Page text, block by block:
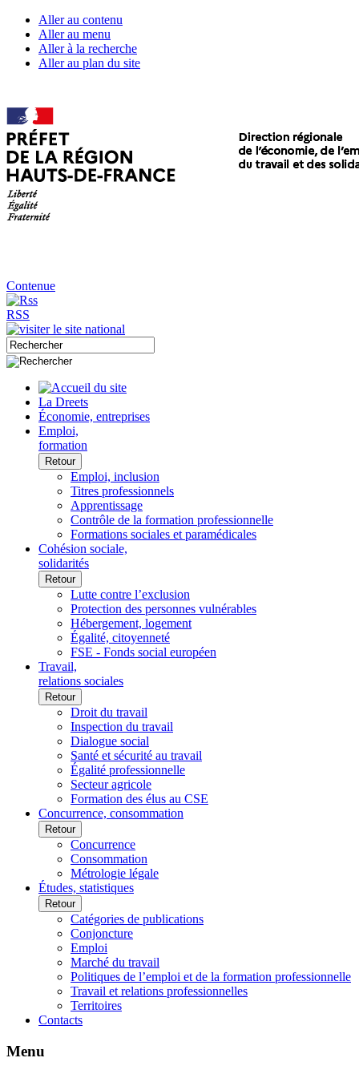
Aller au contenu
Aller au menu
Aller à la recherche
Aller au plan du site
Contenue
RSS
La Dreets
Économie, entreprises
Emploi,
formation
Retour
Emploi, inclusion
Titres professionnels
Apprentissage
Contrôle de la formation professionnelle
Formations sociales et paramédicales
Cohésion sociale,
solidarités
Retour
Lutte contre l’exclusion
Protection des personnes vulnérables
Hébergement, logement
Égalité, citoyenneté
FSE - Fonds social européen
Travail,
relations sociales
Retour
Droit du travail
Inspection du travail
Dialogue social
Santé et sécurité au travail
Égalité professionnelle
Secteur agricole
Formation des élus au CSE
Concurrence, consommation
Retour
Concurrence
Consommation
Métrologie légale
Études, statistiques
Retour
Catégories de publications
Conjoncture
Emploi
Marché du travail
Politiques de l’emploi et de la formation professionnelle
Travail et relations professionnelles
Territoires
Contacts
Menu